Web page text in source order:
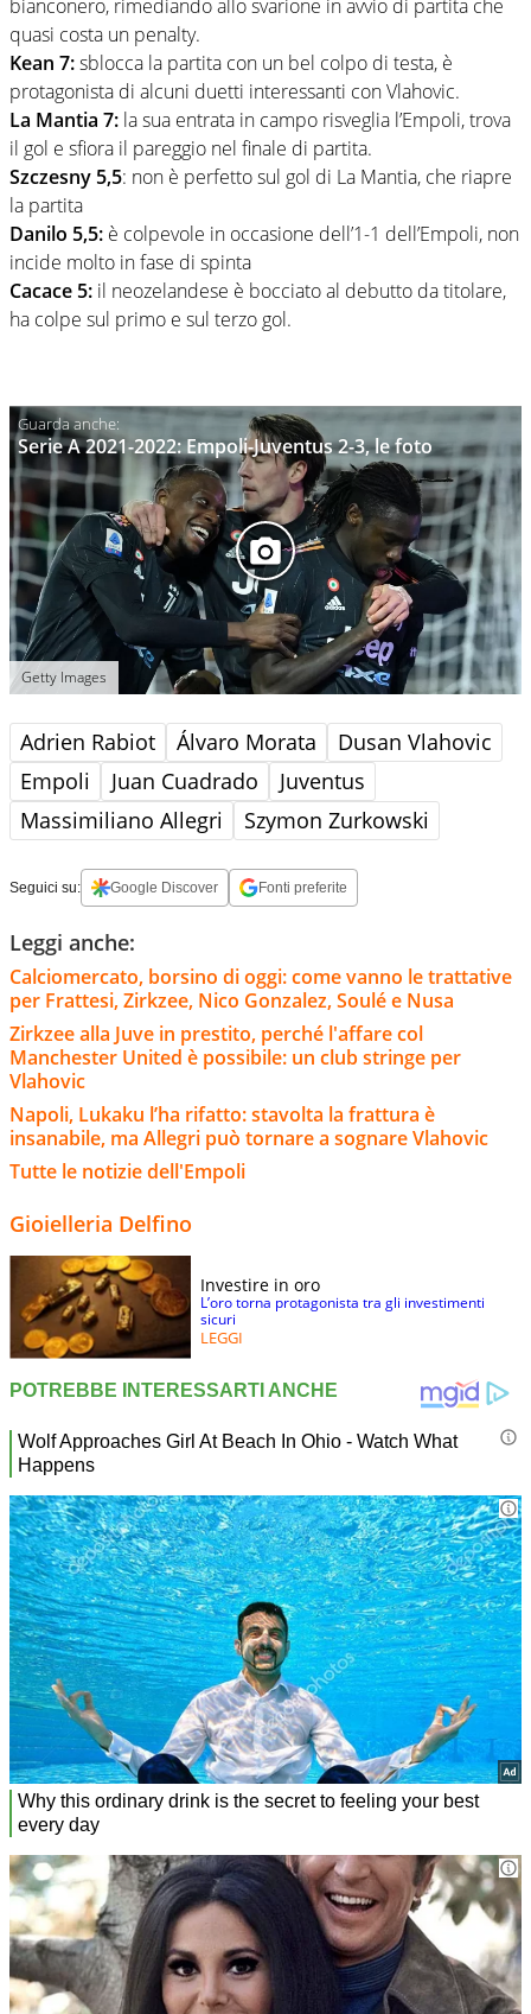
bianconero, rimediando allo svarione in avvio di partita che
quasi costa un penalty.
Kean 7:sblocca la partita con un bel colpo di testa, è
protagonista di alcuni duetti interessanti con Vlahovic.
La Mantia 7: la sua entrata in campo risveglia l’Empoli, trova
il gol e sfiora il pareggio nel finale di partita.
Szczesny 5,5: non è perfetto sul gol di La Mantia, che riapre
la partita
Danilo 5,5: è colpevole in occasione dell’1-1 dell’Empoli, non
incide molto in fase di spinta
Cacace 5: il neozelandese è bocciato al debutto da titolare,
ha colpe sul primo e sul terzo gol.
Serie A 2021-2022: Empoli-Juventus 2-3, le foto
Getty Images
Adrien Rabiot Álvaro Morata
Dusan Vlahovic
Empoli
Juan Cuadrado
Juventus
Massimiliano Allegri
Szymon Zurkowski
Seguici su: Google Discover Fonti preferite
Leggi anche:
Calciomercato, borsino di oggi: come vanno le trattative
per Frattesi, Zirkzee, Nico Gonzalez, Soulé e Nusa
Zirkzee alla Juve in prestito, perché l'affare col
Manchester United è possibile: un club stringe per
Vlahovic
Napoli, Lukaku l’ha rifatto: stavolta la frattura è
insanabile, ma Allegri può tornare a sognare Vlahovic
Tutte le notizie dell'Empoli
Gioielleria Delfino
Investire in oro
L’oro torna protagonista tra gli investimenti
sicuri
LEGGI